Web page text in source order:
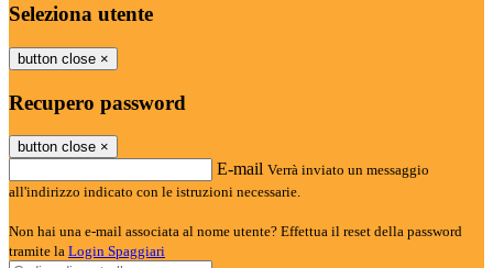
Seleziona utente
button close ×
Recupero password
button close ×
E-mail Verrà inviato un messaggio
all'indirizzo indicato con le istruzioni necessarie.
Non hai una e-mail associata al nome utente? Effettua il reset della password
tramite la Login Spaggiari